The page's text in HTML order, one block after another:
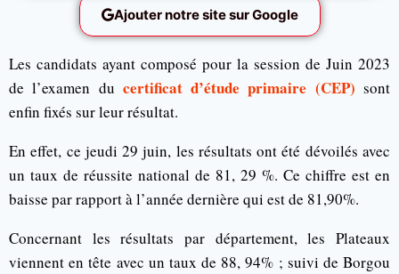
Ajouter notre site sur Google
Les candidats ayant composé pour la session de Juin 2023
de l’examen du certificat d’étude primaire (CEP) sont
enfin fixés sur leur résultat.
En effet, ce jeudi 29 juin, les résultats ont été dévoilés avec
un taux de réussite national de 81, 29 %. Ce chiffre est en
baisse par rapport à l’année dernière qui est de 81,90%.
Concernant les résultats par département, les Plateaux
viennent en tête avec un taux de 88, 94% ; suivi de Borgou